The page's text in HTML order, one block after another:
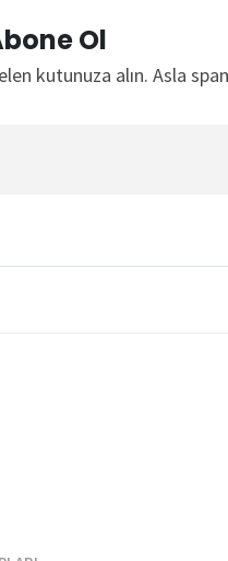
Ol
kutunuza alın. Asla